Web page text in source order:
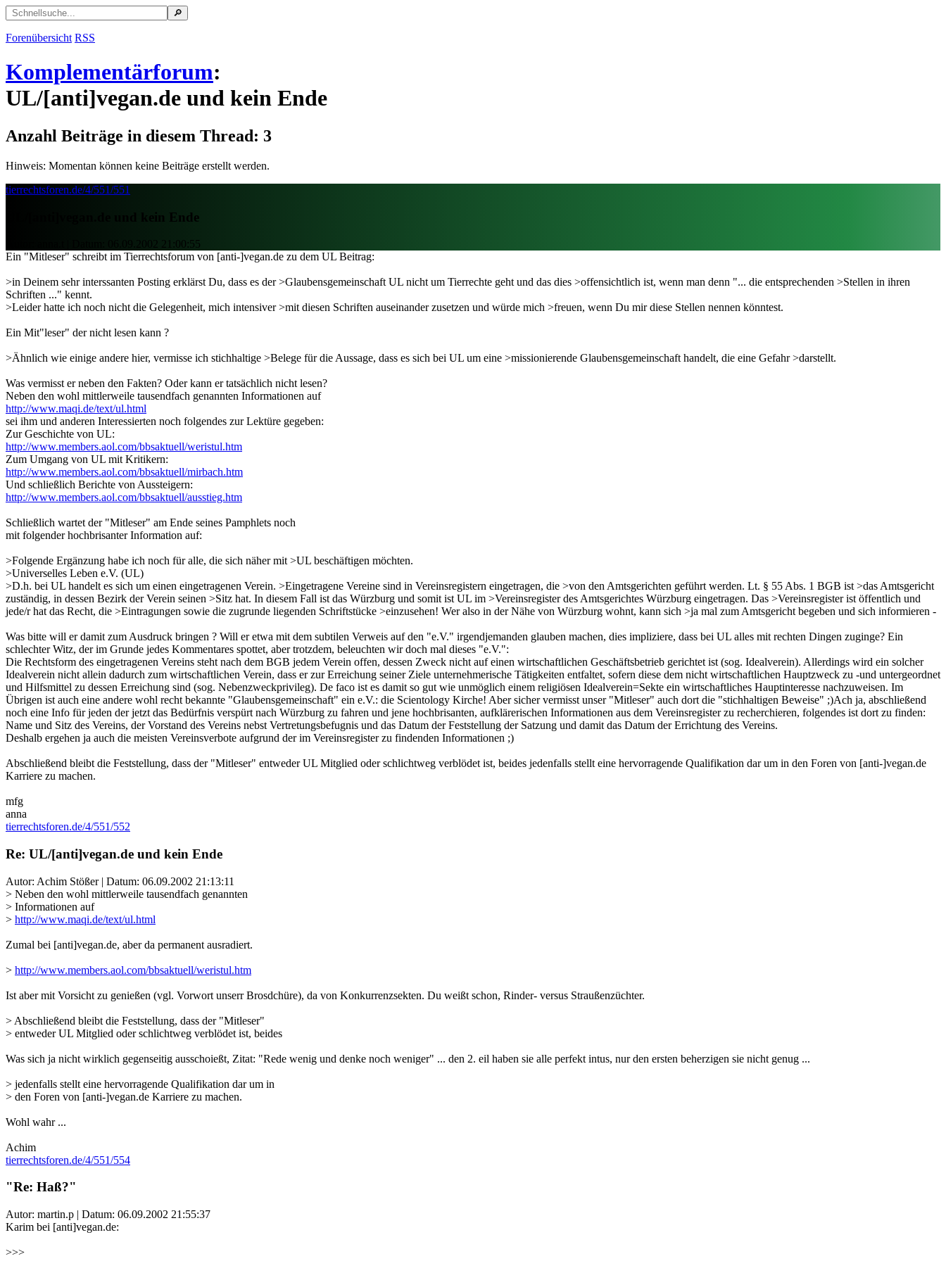
Forenübersicht RSS
Komplementärforum:
UL/[anti]vegan.de und kein Ende
Anzahl Beiträge in diesem Thread: 3
Hinweis: Momentan können keine Beiträge erstellt werden.
tierrechtsforen.de/4/551/551
UL/[anti]vegan.de und kein Ende
06.09.2002 21:00:55
Ein "Mitleser" schreibt im Tierrechtsforum von [anti-]vegan.de zu dem UL Beitrag:
>in Deinem sehr interssanten Posting erklärst Du, dass es der >Glaubensgemeinschaft UL nicht um Tierrechte geht und das dies >offensichtlich ist, wenn man denn "... die entsprechenden >Stellen in ihren
Schriften ..." kennt.
>Leider hatte ich noch nicht die Gelegenheit, mich intensiver >mit diesen Schriften auseinander zusetzen und würde mich >freuen, wenn Du mir diese Stellen nennen könntest.
Ein Mit"leser" der nicht lesen kann ?
>Ähnlich wie einige andere hier, vermisse ich stichhaltige >Belege für die Aussage, dass es sich bei UL um eine >missionierende Glaubensgemeinschaft handelt, die eine Gefahr >darstellt.
Was vermisst er neben den Fakten? Oder kann er tatsächlich nicht lesen?
Neben den wohl mittlerweile tausendfach genannten Informationen auf
http://www.maqi.de/text/ul.html
sei ihm und anderen Interessierten noch folgendes zur Lektüre gegeben:
Zur Geschichte von UL:
http://www.members.aol.com/bbsaktuell/weristul.htm
Zum Umgang von UL mit Kritikern:
http://www.members.aol.com/bbsaktuell/mirbach.htm
Und schließlich Berichte von Aussteigern:
http://www.members.aol.com/bbsaktuell/ausstieg.htm
Schließlich wartet der "Mitleser" am Ende seines Pamphlets noch
mit folgender hochbrisanter Information auf:
>Folgende Ergänzung habe ich noch für alle, die sich näher mit >UL beschäftigen möchten.
>Universelles Leben e.V. (UL)
>D.h. bei UL handelt es sich um einen eingetragenen Verein. >Eingetragene Vereine sind in Vereinsregistern eingetragen, die >von den Amtsgerichten geführt werden. Lt. § 55 Abs. 1 BGB ist >das Amtsgericht
zuständig, in dessen Bezirk der Verein seinen >Sitz hat. In diesem Fall ist das Würzburg und somit ist UL im >Vereinsregister des Amtsgerichtes Würzburg eingetragen. Das >Vereinsregister ist öffentlich und
jede/r hat das Recht, die >Eintragungen sowie die zugrunde liegenden Schriftstücke >einzusehen! Wer also in der Nähe von Würzburg wohnt, kann sich >ja mal zum Amtsgericht begeben und sich informieren -
Was bitte will er damit zum Ausdruck bringen ? Will er etwa mit dem subtilen Verweis auf den "e.V." irgendjemanden glauben machen, dies impliziere, dass bei UL alles mit rechten Dingen zuginge? Ein
schlechter Witz, der im Grunde jedes Kommentares spottet, aber trotzdem, beleuchten wir doch mal dieses "e.V.":
Die Rechtsform des eingetragenen Vereins steht nach dem BGB jedem Verein offen, dessen Zweck nicht auf einen wirtschaftlichen Geschäftsbetrieb gerichtet ist (sog. Idealverein). Allerdings wird ein solcher
Idealverein nicht allein dadurch zum wirtschaftlichen Verein, dass er zur Erreichung seiner Ziele unternehmerische Tätigkeiten entfaltet, sofern diese dem nicht wirtschaftlichen Hauptzweck zu -und untergeordnet
und Hilfsmittel zu dessen Erreichung sind (sog. Nebenzweckprivileg). De faco ist es damit so gut wie unmöglich einem religiösen Idealverein=Sekte ein wirtschaftliches Hauptinteresse nachzuweisen. Im
Übrigen ist auch eine andere wohl recht bekannte "Glaubensgemeinschaft" ein e.V.: die Scientology Kirche! Aber sicher vermisst unser "Mitleser" auch dort die "stichhaltigen Beweise" ;)Ach ja, abschließend
noch eine Info für jeden der jetzt das Bedürfnis verspürt nach Würzburg zu fahren und jene hochbrisanten, aufklärerischen Informationen aus dem Vereinsregister zu recherchieren, folgendes ist dort zu finden:
Name und Sitz des Vereins, der Vorstand des Vereins nebst Vertretungsbefugnis und das Datum der Feststellung der Satzung und damit das Datum der Errichtung des Vereins.
Deshalb ergehen ja auch die meisten Vereinsverbote aufgrund der im Vereinsregister zu findenden Informationen ;)
Abschließend bleibt die Feststellung, dass der "Mitleser" entweder UL Mitglied oder schlichtweg verblödet ist, beides jedenfalls stellt eine hervorragende Qualifikation dar um in den Foren von [anti-]vegan.de
Karriere zu machen.
mfg
anna
tierrechtsforen.de/4/551/552
Re: UL/[anti]vegan.de und kein Ende
Autor: Achim Stößer | Datum: 06.09.2002 21:13:11
> Neben den wohl mittlerweile tausendfach genannten
> Informationen auf
> http://www.maqi.de/text/ul.html
Zumal bei [anti]vegan.de, aber da permanent ausradiert.
> http://www.members.aol.com/bbsaktuell/weristul.htm
Ist aber mit Vorsicht zu genießen (vgl. Vorwort unserr Brosdchüre), da von Konkurrenzsekten. Du weißt schon, Rinder- versus Straußenzüchter.
> Abschließend bleibt die Feststellung, dass der "Mitleser"
> entweder UL Mitglied oder schlichtweg verblödet ist, beides
Was sich ja nicht wirklich gegenseitig ausschoießt, Zitat: "Rede wenig und denke noch weniger" ... den 2. eil haben sie alle perfekt intus, nur den ersten beherzigen sie nicht genug ...
> jedenfalls stellt eine hervorragende Qualifikation dar um in
> den Foren von [anti-]vegan.de Karriere zu machen.
Wohl wahr ...
Achim
tierrechtsforen.de/4/551/554
"Re: Haß?"
Autor: martin.p | Datum: 06.09.2002 21:55:37
Karim bei [anti]vegan.de:
>>>